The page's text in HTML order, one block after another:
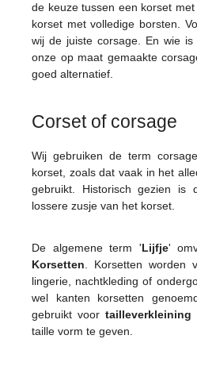
de keuze tussen een korset
korset met volledige borsten.
wij de juiste corsage. En wie is
onze op maat gemaakte
goed alternatief.
Corset of corsage
Wij gebruiken de term
korset, zoals dat vaak in het
gebruikt. Historisch gezien is
lossere zusje van het korset.
De algemene term 'Lijfje'
Korsetten . Korsetten worden
lingerie, nachtkleding of
wel kanten korsetten
gebruikt voor tailleverkleining
taille vorm te geven.